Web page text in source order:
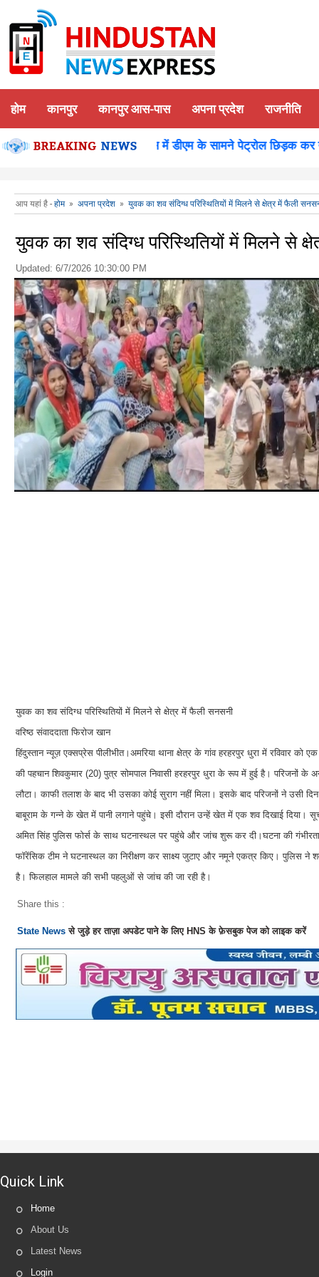
होम कानपुर कानपुर आस-पास अपना प्रदेश राजनीति
पूजन कानपुर-समाधान दिवस में डीएम के सामने पेट्रोल छिड़क कर युवक
आप यहां है - होम» अपना प्रदेश » युवक का शव संदिग्ध परिस्थितियों में मिलने से क्षेत्र में फैली
युवक का शव संदिग्ध परिस्थितियों में मिलने से
Updated: 6/7/2026 10:30:00 PM
युवक का शव संदिग्ध परिस्थितियों में मिलने से क्षेत्र में फैली सनसनी
वरिष्ठ संवाददाता फिरोज खान
हिंदुस्तान न्यूज़ एक्सप्रेस पीलीभीत।अमरिया थाना क्षेत्र के गांव हरहरपुर धुरा में रविवार
की पहचान शिवकुमार (20) पुत्र सोमपाल निवासी हरहरपुर धुरा के रूप में हुई है। परिजनों
लौटा। काफी तलाश के बाद भी उसका कोई सुराग नहीं मिला। इसके बाद परिजनों ने उसी
बाबूराम के गन्ने के खेत में पानी लगाने पहुंचे। इसी दौरान उन्हें खेत में एक शव दिखाई दिया।
अमित सिंह पुलिस फोर्स के साथ घटनास्थल पर पहुंचे और जांच शुरू कर दी।घटना की
फॉरेंसिक टीम ने घटनास्थल का निरीक्षण कर साक्ष्य जुटाए और नमूने एकत्र किए। पुलिस ने
है। फिलहाल मामले की सभी पहलुओं से जांच की जा रही है।
Share this :
State News से जुड़े हर ताज़ा अपडेट पाने के लिए HNS के फ़ेसबुक पेज को लाइक करें
Quick Link
Home
About Us
Latest News
Login